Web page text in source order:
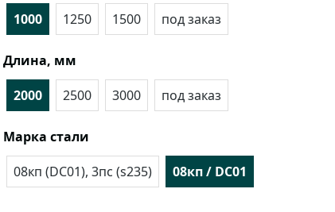
1000
1250 1500 под заказ
Длина, мм
2000
2500 3000 под заказ
Марка стали
08кп (DC01), 3пс (s235)
08кп / DC01